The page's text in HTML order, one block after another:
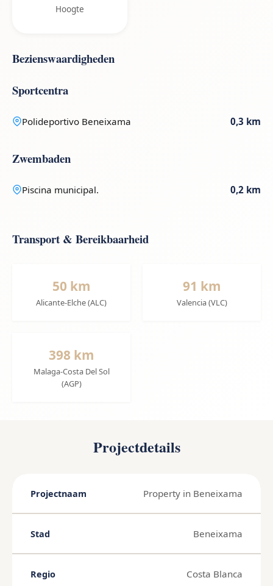
Hoogte
Bezienswaardigheden
Sportcentra
Polideportivo Beneixama 0,3 km
Zwembaden
Piscina municipal. 0,2 km
Transport & Bereikbaarheid
50 km
Alicante-Elche (ALC)
91 km
Valencia (VLC)
398 km
Malaga-Costa Del Sol
(AGP)
Projectdetails
Projectnaam Property in Beneixama
Stad Beneixama
Regio Costa Blanca